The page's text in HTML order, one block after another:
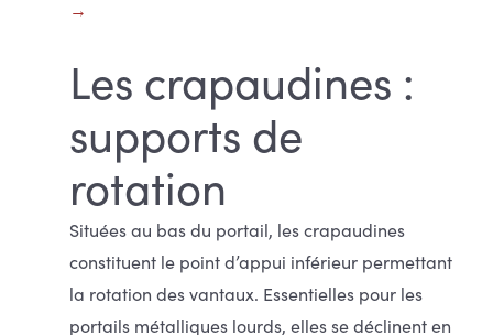
Les crapaudines :
supports de
rotation
Situées au bas du portail, les crapaudines
constituent le point d’appui inférieur permettant
la rotation des vantaux. Essentielles pour les
portails métalliques lourds, elles se déclinent en